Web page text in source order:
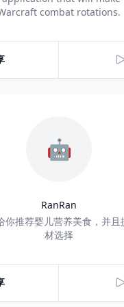
combat rotations.
🤖
RanRan
你推荐婴儿营养美食，并且
材选择